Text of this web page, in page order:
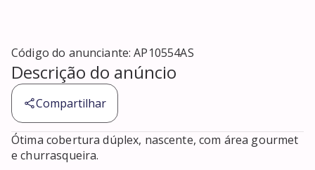
Código do anunciante:AP10554AS
Descrição do anúncio
Compartilhar
Ótima cobertura dúplex, nascente, com área gourmet
e churrasqueira.